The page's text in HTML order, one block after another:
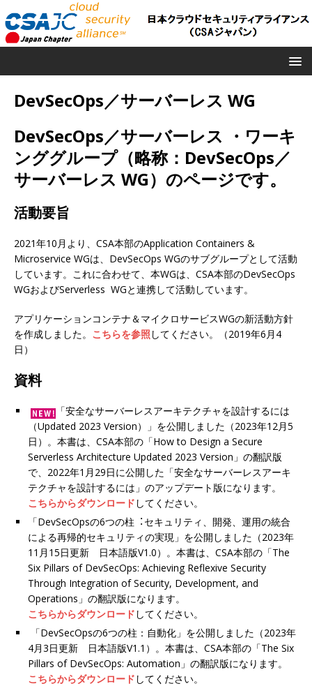
DevSecOps／サーバーレス WG
DevSecOps／サーバーレス ・ワーキ
ンググループ（略称：DevSecOps／
サーバーレス WG）のページです。
活動要旨
2021年10月より、CSA本部のApplication Containers &
Microservice WGは、DevSecOps WGのサブグループとして活動
しています。これに合わせて、本WGは、CSA本部のDevSecOps
WGおよびServerless WGと連携して活動しています。
アプリケーションコンテナ＆マイクロサービスWGの新活動方針
を作成しました。 こちらを参照 してください。（2019年6月4
日）
資料
「安全なサーバーレスアーキテクチャを設計するには
（Updated 2023 Version）」を公開しました（2023年12月5
日）。本書は、CSA本部の「How to Design a Secure
Serverless Architecture Updated 2023 Version」の翻訳版
で、2022年1月29日に公開した「安全なサーバーレスアーキ
テクチャを設計するには」のアップデート版になります。
こちらからダウンロード してください。
「DevSecOpsの6つの柱︓セキュリティ、開発、運⽤の統合
による再帰的セキュリティの実現」を公開しました（2023年
11月15日更新 日本語版V1.0）。本書は、CSA本部の「The
Six Pillars of DevSecOps: Achieving Reflexive Security
Through Integration of Security, Development, and
Operations」の翻訳版になります。
こちらからダウンロード してください。
「DevSecOpsの6つの柱：自動化」を公開しました（2023年
4月3日更新 日本語版V1.1）。本書は、CSA本部の「The Six
Pillars of DevSecOps: Automation」の翻訳版になります。
こちらからダウンロード してください。